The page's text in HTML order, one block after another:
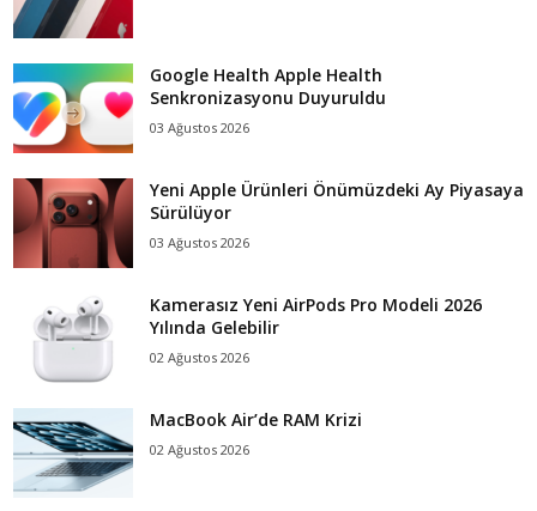
Google Health Apple Health
Senkronizasyonu Duyuruldu
03 Ağustos 2026
Yeni Apple Ürünleri Önümüzdeki Ay Piyasaya
Sürülüyor
03 Ağustos 2026
Kamerasız Yeni AirPods Pro Modeli 2026
Yılında Gelebilir
02 Ağustos 2026
MacBook Air’de RAM Krizi
02 Ağustos 2026